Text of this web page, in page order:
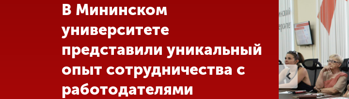
Абитуриенту
Обучение
В Мининском
университете
представили уникальный
опыт сотрудничества с
работодателями